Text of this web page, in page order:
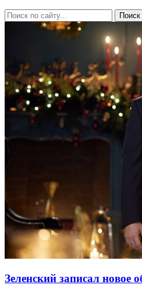
Поиск
Зеленский записал новое